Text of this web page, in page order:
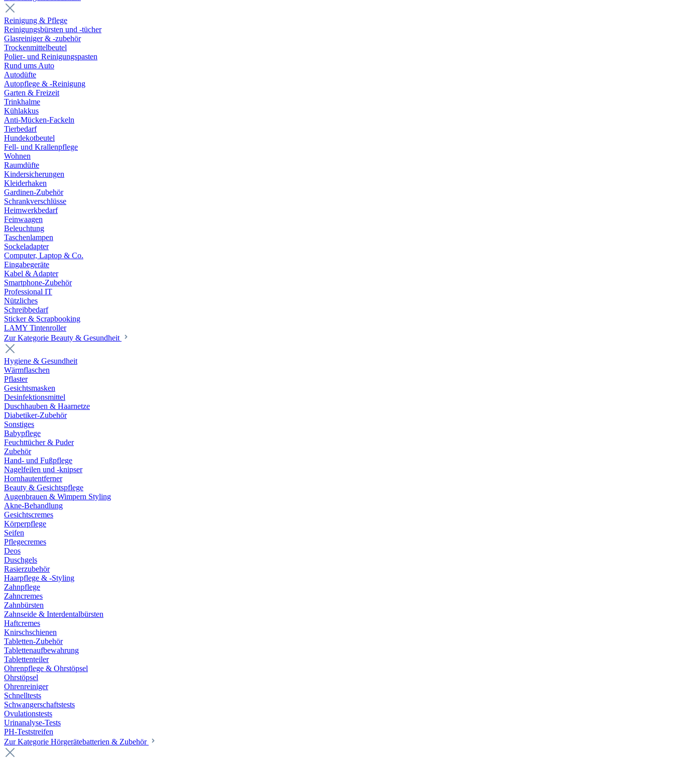
Reinigung & Pflege
Reinigungsbürsten und -tücher
Glasreiniger & -zubehör
Trockenmittelbeutel
Polier- und Reinigungspasten
Rund ums Auto
Autodüfte
Autopflege & -Reinigung
Garten & Freizeit
Trinkhalme
Kühlakkus
Anti-Mücken-Fackeln
Tierbedarf
Hundekotbeutel
Fell- und Krallenpflege
Wohnen
Raumdüfte
Kindersicherungen
Kleiderhaken
Gardinen-Zubehör
Schrankverschlüsse
Heimwerkbedarf
Feinwaagen
Beleuchtung
Taschenlampen
Sockeladapter
Computer, Laptop & Co.
Eingabegeräte
Kabel & Adapter
Smartphone-Zubehör
Professional IT
Nützliches
Schreibbedarf
Sticker & Scrapbooking
LAMY Tintenroller
Zur Kategorie Beauty & Gesundheit
Hygiene & Gesundheit
Wärmflaschen
Pflaster
Gesichtsmasken
Desinfektionsmittel
Duschhauben & Haarnetze
Diabetiker-Zubehör
Sonstiges
Babypflege
Feuchttücher & Puder
Zubehör
Hand- und Fußpflege
Nagelfeilen und -knipser
Hornhautentferner
Beauty & Gesichtspflege
Augenbrauen & Wimpern Styling
Akne-Behandlung
Gesichtscremes
Körperpflege
Seifen
Pflegecremes
Deos
Duschgels
Rasierzubehör
Haarpflege & -Styling
Zahnpflege
Zahncremes
Zahnbürsten
Zahnseide & Interdentalbürsten
Haftcremes
Knirschschienen
Tabletten-Zubehör
Tablettenaufbewahrung
Tablettenteiler
Ohrenpflege & Ohrstöpsel
Ohrstöpsel
Ohrenreiniger
Schnelltests
Schwangerschaftstests
Ovulationstests
Urinanalyse-Tests
PH-Teststreifen
Zur Kategorie Hörgerätebatterien & Zubehör